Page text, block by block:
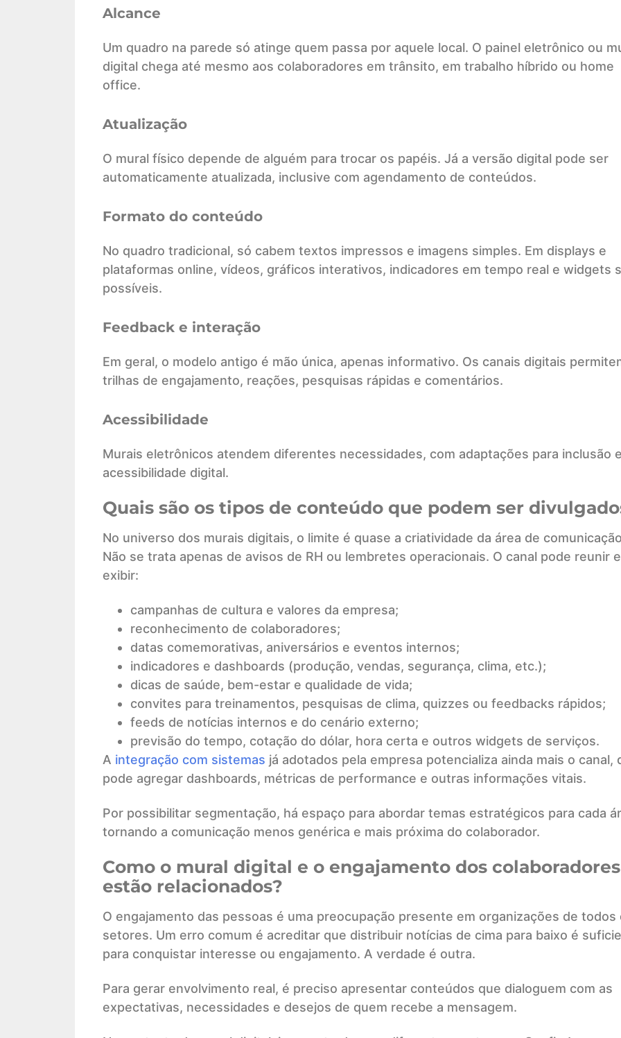
Alcance
Um quadro na parede só atinge quem passa por aquele local. O painel eletrônico ou
digital chega até mesmo aos colaboradores em trânsito, em trabalho híbrido ou home
office.
Atualização
O mural físico depende de alguém para trocar os papéis. Já a versão digital pode ser
automaticamente atualizada, inclusive com agendamento de conteúdos.
Formato do conteúdo
No quadro tradicional, só cabem textos impressos e imagens simples. Em displays e
plataformas online, vídeos, gráficos interativos, indicadores em tempo real e widgets
possíveis.
Feedback e interação
Em geral, o modelo antigo é mão única, apenas informativo. Os canais digitais
trilhas de engajamento, reações, pesquisas rápidas e comentários.
Acessibilidade
Murais eletrônicos atendem diferentes necessidades, com adaptações para inclusão e
acessibilidade digital.
Quais são os tipos de conteúdo que podem ser
No universo dos murais digitais, o limite é quase a criatividade da área de
Não se trata apenas de avisos de RH ou lembretes operacionais. O canal pode reunir e
exibir:
campanhas de cultura e valores da empresa;
reconhecimento de colaboradores;
datas comemorativas, aniversários e eventos internos;
indicadores e dashboards (produção, vendas, segurança, clima, etc.);
dicas de saúde, bem-estar e qualidade de vida;
convites para treinamentos, pesquisas de clima, quizzes ou feedbacks rápidos;
feeds de notícias internos e do cenário externo;
previsão do tempo, cotação do dólar, hora certa e outros widgets de serviços.
A integração com sistemas já adotados pela empresa potencializa ainda mais o canal,
pode agregar dashboards, métricas de performance e outras informações vitais.
Por possibilitar segmentação, há espaço para abordar temas estratégicos para cada
tornando a comunicação menos genérica e mais próxima do colaborador.
Como o mural digital e o engajamento dos colaboradores
estão relacionados?
O engajamento das pessoas é uma preocupação presente em organizações de todos
setores. Um erro comum é acreditar que distribuir notícias de cima para baixo é
para conquistar interesse ou engajamento. A verdade é outra.
Para gerar envolvimento real, é preciso apresentar conteúdos que dialoguem com as
expectativas, necessidades e desejos de quem recebe a mensagem.